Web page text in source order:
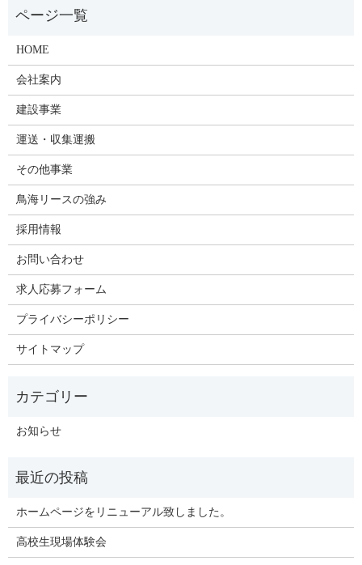
HOME
会社案内
建設事業
運送・収集運搬
その他事業
鳥海リースの強み
採用情報
お問い合わせ
求人応募フォーム
プライバシーポリシー
サイトマップ
お知らせ
ホームページをリニューアル致しました。
高校生現場体験会